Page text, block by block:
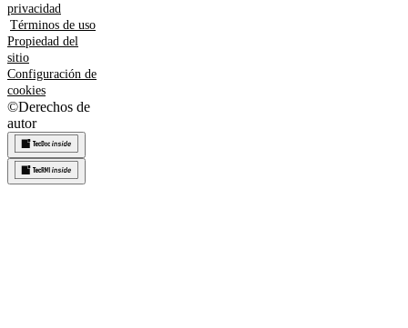
privacidad
Términos de uso
Propiedad del
sitio
Configuración de
cookies
©Derechos de
autor